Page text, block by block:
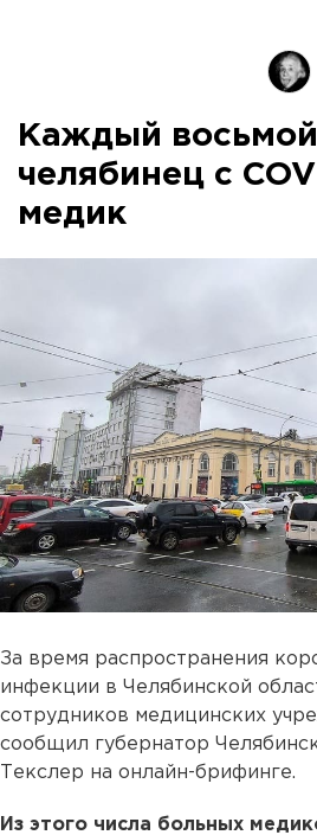
Каждый восьмой
челябинец с
медик
За время распространения
инфекции в Челябинской
сотрудников медицинских
сообщил губернатор
Текслер на онлайн-брифинге.
Из этого числа больных